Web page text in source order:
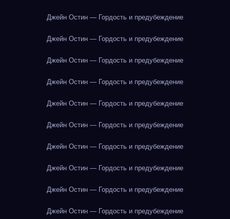
Джейн Остин — Гордость и предубеждение
Джейн Остин — Гордость и предубеждение
Джейн Остин — Гордость и предубеждение
Джейн Остин — Гордость и предубеждение
Джейн Остин — Гордость и предубеждение
Джейн Остин — Гордость и предубеждение
Джейн Остин — Гордость и предубеждение
Джейн Остин — Гордость и предубеждение
Джейн Остин — Гордость и предубеждение
Джейн Остин — Гордость и предубеждение